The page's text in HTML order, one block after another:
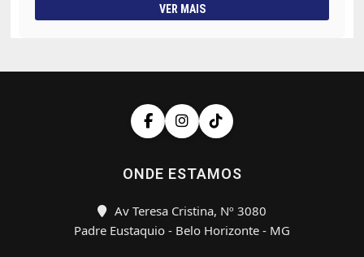
VER MAIS
ONDE ESTAMOS
Av Teresa Cristina, Nº 3080
Padre Eustaquio - Belo Horizonte - MG